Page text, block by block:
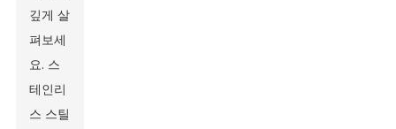
깊게 살
펴보세
요. 스
테인리
스 스틸